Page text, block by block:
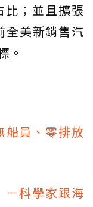
；並且擴張
全美新銷售汽
。
船員、零排放
－科學家跟海